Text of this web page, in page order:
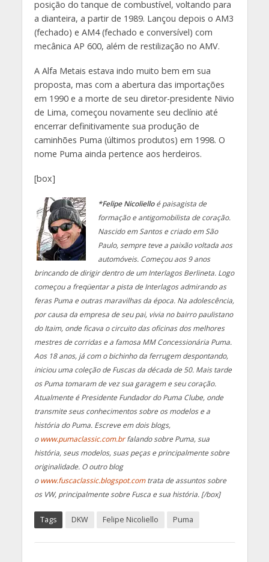
posição do tanque de combustível, voltando para
a dianteira, a partir de 1989. Lançou depois o AM3
(fechado) e AM4 (fechado e conversível) com
mecânica AP 600, além de restilização no AMV.
A Alfa Metais estava indo muito bem em sua
proposta, mas com a abertura das importações
em 1990 e a morte de seu diretor-presidente Nivio
de Lima, começou novamente seu declínio até
encerrar definitivamente sua produção de
caminhões Puma (últimos produtos) em 1998. O
nome Puma ainda pertence aos herdeiros.
[box]
*Felipe Nicolielloé paisagista de
formação e antigomobilista de coração.
Nascido em Santos e criado em São
Paulo, sempre teve a paixão voltada aos
automóveis. Começou aos 9 anos
brincando de dirigir dentro de um Interlagos Berlineta. Logo
começou a freqüentar a pista de Interlagos admirando as
feras Puma e outras maravilhas da época. Na adolescência,
por causa da empresa de seu pai, vivia no bairro paulistano
do Itaim, onde ficava o circuito das oficinas dos melhores
mestres de corridas e a famosa MM Concessionária Puma.
Aos 18 anos, já com o bichinho da ferrugem despontando,
iniciou uma coleção de Fuscas da década de 50. Mais tarde
os Puma tomaram de vez sua garagem e seu coração.
Atualmente é Presidente Fundador do Puma Clube, onde
transmite seus conhecimentos sobre os modelos e a
história do Puma. Escreve em dois blogs,
owww.pumaclassic.com.brfalando sobre Puma, sua
história, seus modelos, suas peças e principalmente sobre
originalidade. O outro blog
owww.fuscaclassic.blogspot.comtrata de assuntos sobre
os VW, principalmente sobre Fusca e sua história. [/box]
Tags DKW Felipe Nicoliello Puma